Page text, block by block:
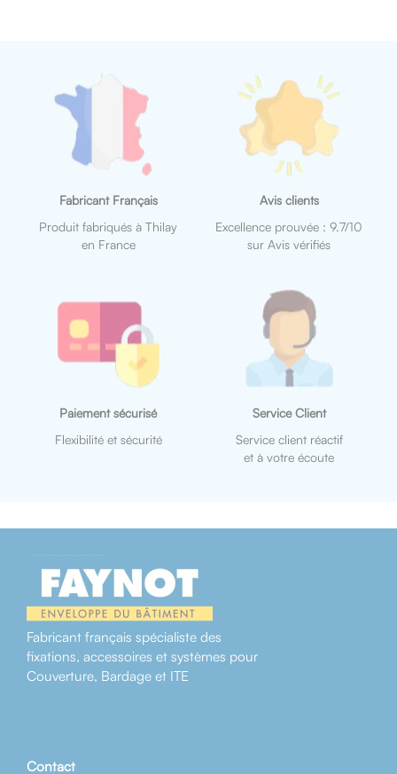
Fabricant Français
Produit fabriqués à Thilay
en France
Avis clients
Excellence prouvée : 9.7/10
sur Avis vérifiés
Paiement sécurisé
Flexibilité et sécurité
Service Client
Service client réactif
et à votre écoute
Fabricant français spécialiste des
fixations, accessoires et systèmes pour
Couverture, Bardage et ITE
Contact